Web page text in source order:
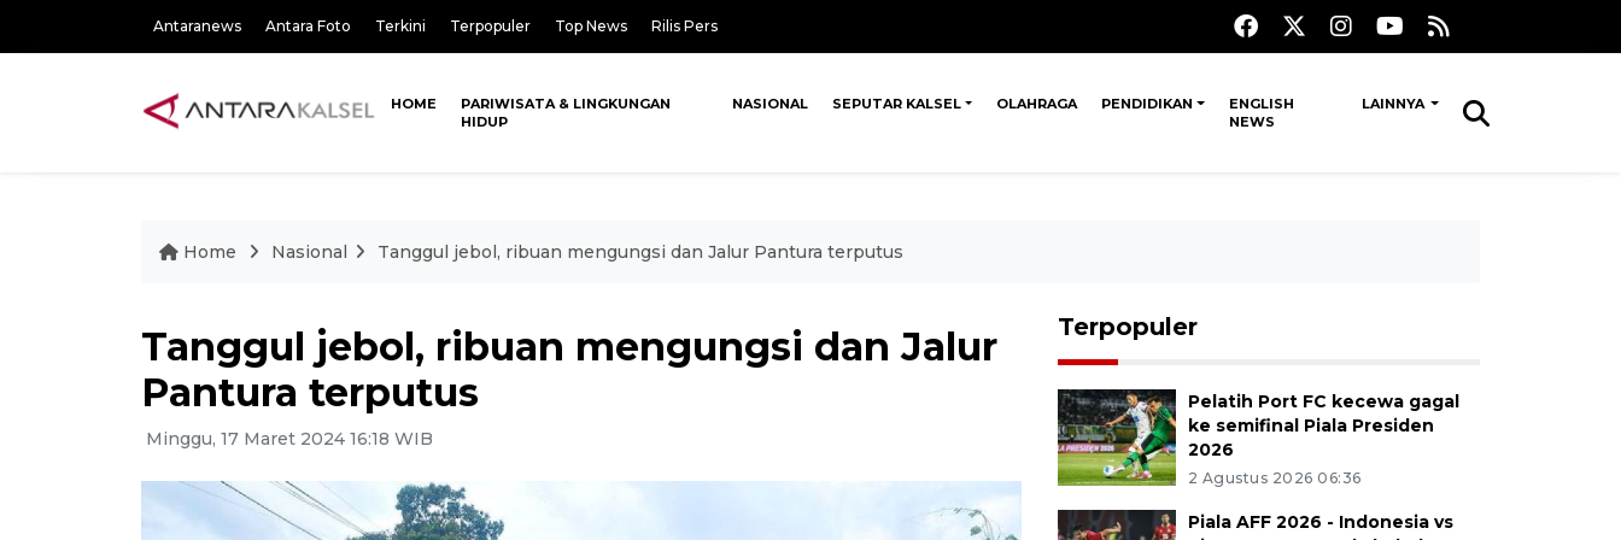
Antaranews Antara Foto Terkini Terpopuler Top News Rilis Pers
HOME
PARIWISATA & LINGKUNGAN
HIDUP
NASIONAL SEPUTAR KALSEL OLAHRAGA PENDIDIKAN
ENGLISH
NEWS
LAINNYA
Home Nasional Tanggul jebol, ribuan mengungsi dan Jalur Pantura terputus
Tanggul jebol, ribuan mengungsi dan Jalur
Pantura terputus
Minggu, 17 Maret 2024 16:18 WIB
Terpopuler
Pelatih Port FC kecewa gagal
ke semifinal Piala Presiden
2026
2 Agustus 2026 06:36
Piala AFF 2026 - Indonesia vs